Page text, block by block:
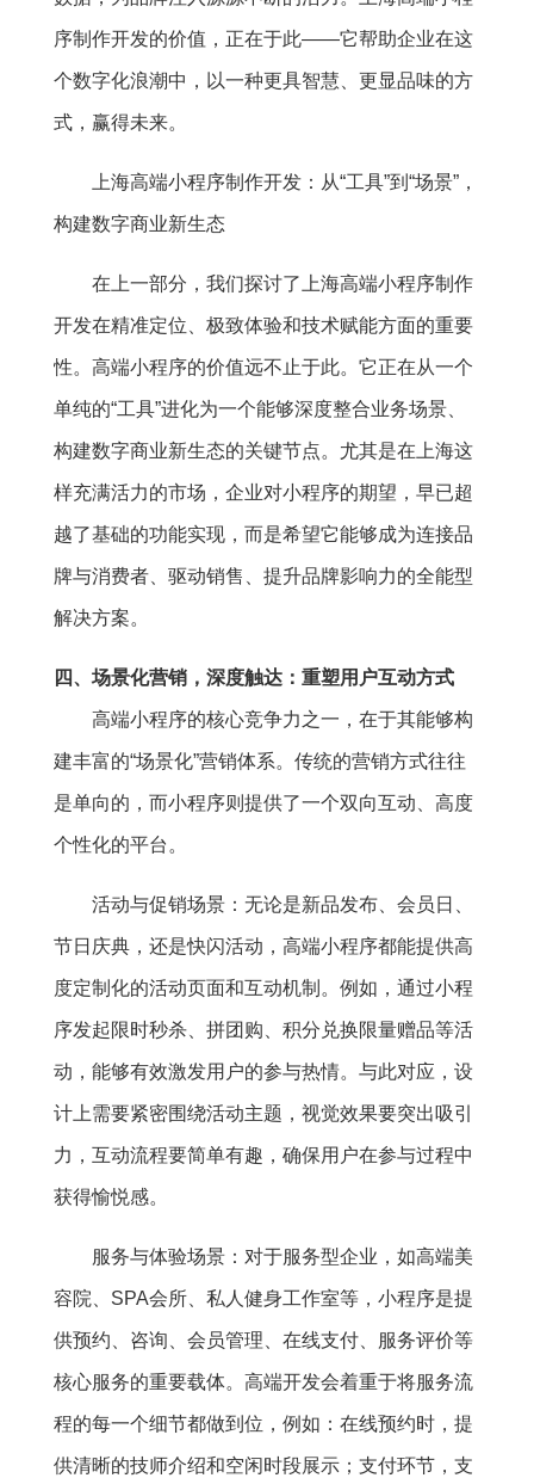
序制作开发的价值，正在于此——它帮助企业在这
个数字化浪潮中，以一种更具智慧、更显品味的方
式，赢得未来。
上海高端小程序制作开发：从“工具”到“场景”，
构建数字商业新生态
在上一部分，我们探讨了上海高端小程序制作
开发在精准定位、极致体验和技术赋能方面的重要
性。高端小程序的价值远不止于此。它正在从一个
单纯的“工具”进化为一个能够深度整合业务场景、
构建数字商业新生态的关键节点。尤其是在上海这
样充满活力的市场，企业对小程序的期望，早已超
越了基础的功能实现，而是希望它能够成为连接品
牌与消费者、驱动销售、提升品牌影响力的全能型
解决方案。
四、场景化营销，深度触达：重塑用户互动方式
高端小程序的核心竞争力之一，在于其能够构
建丰富的“场景化”营销体系。传统的营销方式往往
是单向的，而小程序则提供了一个双向互动、高度
个性化的平台。
活动与促销场景：无论是新品发布、会员日、
节日庆典，还是快闪活动，高端小程序都能提供高
度定制化的活动页面和互动机制。例如，通过小程
序发起限时秒杀、拼团购、积分兑换限量赠品等活
动，能够有效激发用户的参与热情。与此对应，设
计上需要紧密围绕活动主题，视觉效果要突出吸引
力，互动流程要简单有趣，确保用户在参与过程中
获得愉悦感。
服务与体验场景：对于服务型企业，如高端美
容院、SPA会所、私人健身工作室等，小程序是提
供预约、咨询、会员管理、在线支付、服务评价等
核心服务的重要载体。高端开发会着重于将服务流
程的每一个细节都做到位，例如：在线预约时，提
供清晰的技师介绍和空闲时段展示；支付环节，支